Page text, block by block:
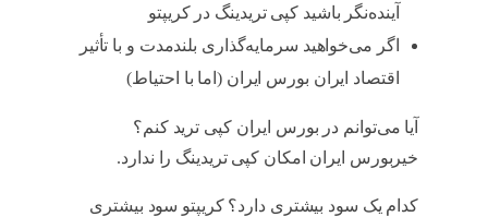
آینده‌نگر باشید کپی تریدینگ در کریپتو
اگر می‌خواهید سرمایه‌گذاری بلندمدت و با تأثیر
اقتصاد ایران بورس ایران (اما با احتیاط)
آیا می‌توانم در بورس ایران کپی ترید کنم؟
خیربورس ایران امکان کپی تریدینگ را ندارد.
کدام یک سود بیشتری دارد؟ کریپتو سود بیشتری